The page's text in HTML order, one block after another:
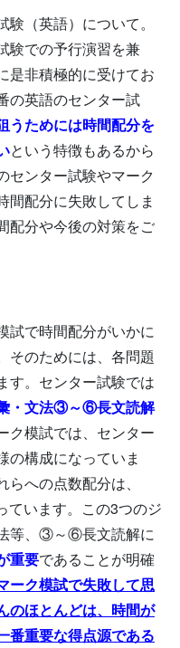
（英語）について。
験での予行演習を兼
是非積極的に受けてお
の英語のセンター試
うためには時間配分を
という特徴もあるから
センター試験やマーク
間配分に失敗してしま
配分や今後の対策をご
試で時間配分がいかに
そのためには、各問題
す。センター試験では
・文法③～⑥長文読解
ク模試では、センター
の構成になっていま
への点数配分は、
ています。この3つのジ
等、③～⑥長文読解に
重要であることが明確
ーク模試で失敗して思
のほとんどは、時間が
番重要な得点源である